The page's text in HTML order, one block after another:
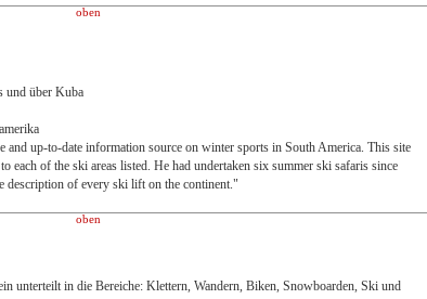
oben
und über Kuba
and up-to-date information source on winter sports in South America. This site
each of the ski areas listed. He had undertaken six summer ski safaris since
description of every ski lift on the continent."
oben
unterteilt in die Bereiche: Klettern, Wandern, Biken, Snowboarden, Ski und